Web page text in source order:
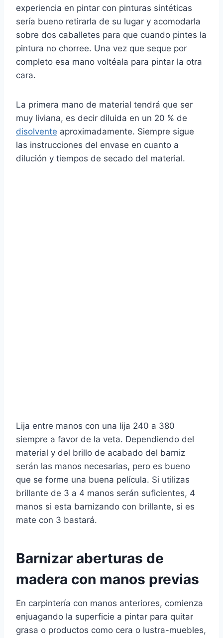
experiencia en pintar con pinturas sintéticas
sería bueno retirarla de su lugar y acomodarla
sobre dos caballetes para que cuando pintes la
pintura no chorree. Una vez que seque por
completo esa mano voltéala para pintar la otra
cara.
La primera mano de material tendrá que ser
muy liviana, es decir diluida en un 20 % de
disolvente aproximadamente. Siempre sigue
las instrucciones del envase en cuanto a
dilución y tiempos de secado del material.
Lija entre manos con una lija 240 a 380
siempre a favor de la veta. Dependiendo del
material y del brillo de acabado del barniz
serán las manos necesarias, pero es bueno
que se forme una buena película. Si utilizas
brillante de 3 a 4 manos serán suficientes, 4
manos si esta barnizando con brillante, si es
mate con 3 bastará.
Barnizar aberturas de
madera con manos previas
En carpintería con manos anteriores, comienza
enjuagando la superficie a pintar para quitar
grasa o productos como cera o lustra-muebles,